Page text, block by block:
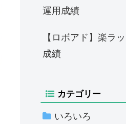
運用成績
【ロボアド】楽ラ
成績
カテゴリー
いろいろ